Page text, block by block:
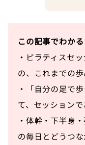
この記事でわか
・ピラティスセ
の、これまでの
・「自分の足で
て、セッション
・体幹・下半身
の毎日とどうつ